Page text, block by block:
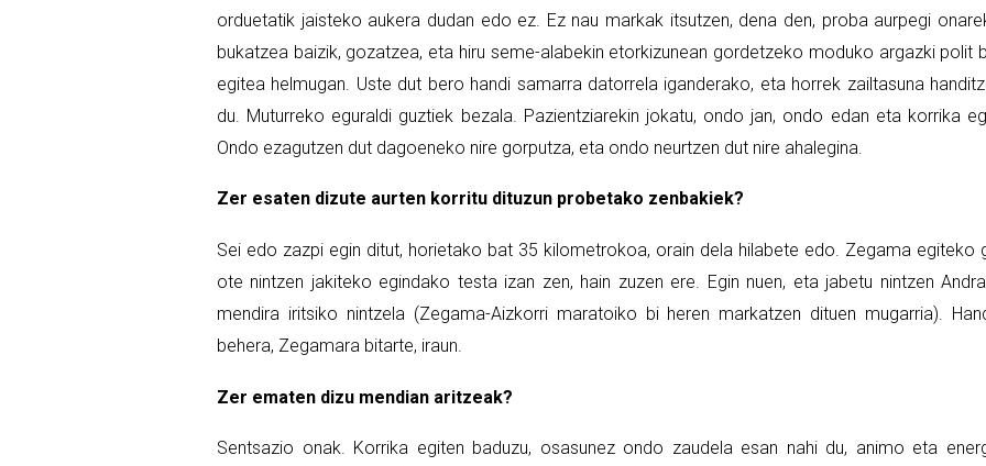
orduetatik jaisteko aukera dudan edo ez. Ez nau markak itsutzen, dena den, proba aurpegi
bukatzea baizik, gozatzea, eta hiru seme-alabekin etorkizunean gordetzeko moduko argazki polit
egitea helmugan. Uste dut bero handi samarra datorrela iganderako, eta horrek zailtasuna
du. Muturreko eguraldi guztiek bezala. Pazientziarekin jokatu, ondo jan, ondo edan eta korrika
Ondo ezagutzen dut dagoeneko nire gorputza, eta ondo neurtzen dut nire ahalegina.
Zer esaten dizute aurten korritu dituzun probetako zenbakiek?
Sei edo zazpi egin ditut, horietako bat 35 kilometrokoa, orain dela hilabete edo. Zegama egiteko
ote nintzen jakiteko egindako testa izan zen, hain zuzen ere. Egin nuen, eta jabetu nintzen
mendira iritsiko nintzela (Zegama-Aizkorri maratoiko bi heren markatzen dituen mugarria).
behera, Zegamara bitarte, iraun.
Zer ematen dizu mendian aritzeak?
Sentsazio onak. Korrika egiten baduzu, osasunez ondo zaudela esan nahi du, animo eta